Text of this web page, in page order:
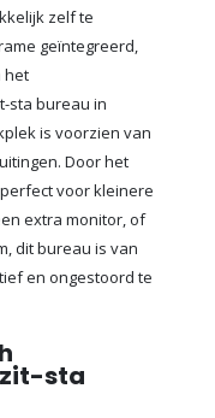
zelf te
geïntegreerd,
het
sta bureau in
is voorzien van
Door het
voor kleinere
extra monitor, of
dit bureau is van
en ongestoord te
zit-sta